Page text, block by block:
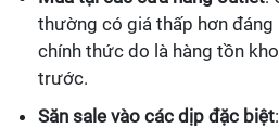
thường có giá thấp hơn đáng
chính thức do là hàng tồn
trước.
Săn sale vào các dịp đặc biệt